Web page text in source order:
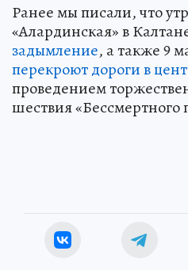
Ранее мы писали, что
«Алардинская» в
задымление, а также 9
перекроют дороги в
проведением
шествия «Бессмертного